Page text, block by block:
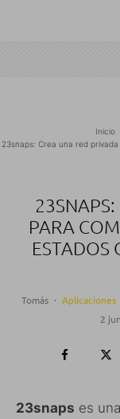
Inicio
23snaps: Crea una red
PARA
ESTADOS
Tomás · Aplicaciones
2
23snaps es